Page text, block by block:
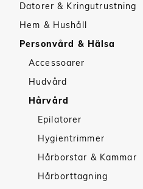
Datorer & Kringutrustning
Hem & Hushåll
Personvård & Hälsa
Accessoarer
Hudvård
Hårvård
Epilatorer
Hygientrimmer
Hårborstar & Kammar
Hårborttagning